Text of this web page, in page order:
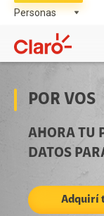
POR VOS
AHORA TU
DATOS
Adquirí